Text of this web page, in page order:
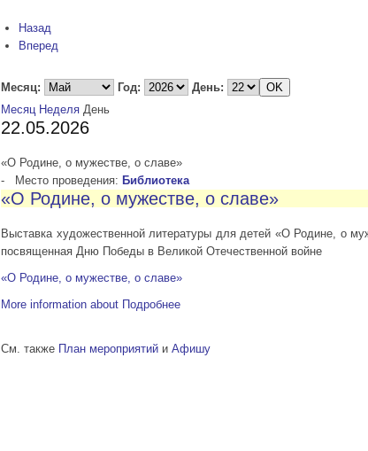
Назад
Вперед
Месяц: Год:
День:
Месяц Неделя День
22.05.2026
«О Родине, о мужестве, о славе»
-
Место проведения: Библиотека
«О Родине, о мужестве, о славе»
Выставка художественной литературы для детей «О Родине, о
посвященная Дню Победы в Великой Отечественной войне
«О Родине, о мужестве, о славе»
More information about Подробнее
См. также План мероприятий и Афишу